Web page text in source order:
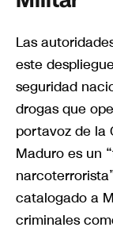
Las
este
seguridad
drogas que
portavoz de la
Maduro es un
catalogado a
criminales